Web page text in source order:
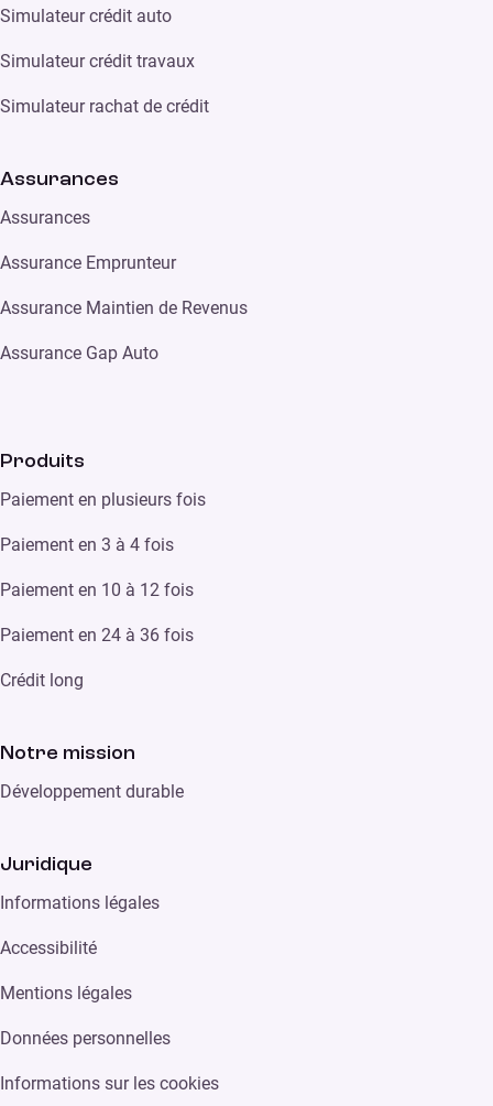
Simulateur crédit auto
Simulateur crédit travaux
Simulateur rachat de crédit
Assurances
Assurances
Assurance Emprunteur
Assurance Maintien de Revenus
Assurance Gap Auto
Produits
Paiement en plusieurs fois
Paiement en 3 à 4 fois
Paiement en 10 à 12 fois
Paiement en 24 à 36 fois
Crédit long
Notre mission
Développement durable
Juridique
Informations légales
Accessibilité
Mentions légales
Données personnelles
Informations sur les cookies